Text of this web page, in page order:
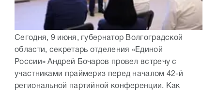
Сегодня, 9 июня, губернатор Волгоградской
области, секретарь отделения «Единой
России» Андрей Бочаров провел встречу с
участниками праймериз перед началом 42-й
региональной партийной конференции. Как